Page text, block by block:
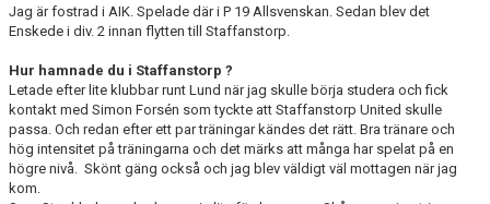
Jag är fostrad i AIK. Spelade där i P 19 Allsvenskan. Sedan blev det
Enskede i div. 2 innan flytten till Staffanstorp.
Hur hamnade du i Staffanstorp ?
Letade efter lite klubbar runt Lund när jag skulle börja studera och fick
kontakt med Simon Forsén som tyckte att Staffanstorp United skulle
passa. Och redan efter ett par träningar kändes det rätt. Bra tränare och
hög intensitet på träningarna och det märks att många har spelat på en
högre nivå. Skönt gäng också och jag blev väldigt väl mottagen när jag
kom.